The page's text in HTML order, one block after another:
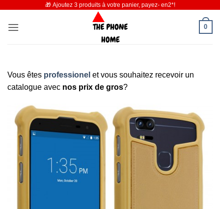
contenu
🎁 Ajoutez 3 produits à votre panier, payez- en2*!
0
Vous êtes professionel et vous souhaitez recevoir un
catalogue avec nos prix de gros?